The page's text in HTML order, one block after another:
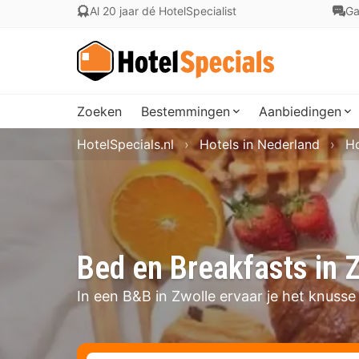
Al 20 jaar dé HotelSpecialist
Zoeken Bestemmingen Aanbiedingen
Bed en Breakfasts in
In een B&B in Zwolle ervaar je het
HotelSpecials.nl Hotels in Nederland